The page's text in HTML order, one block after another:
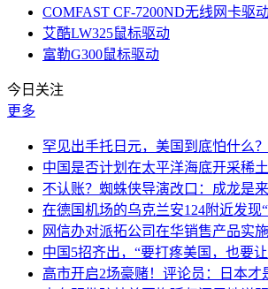
COMFAST CF-7200ND无线网卡驱
艾酷LW325鼠标驱动
富勒G300鼠标驱动
今日关注
更多
罕见出手托日元，美国到底怕什么？
中国是否计划在太平洋海底开采稀
不认账？蜘蛛侠导演改口：成龙是
在德国机场的乌克兰安124附近发现
网信办对派拓公司在华销售产品实
中国5招齐出，“要打疼美国，也要
高市开启2场豪赌！评论员：日本才